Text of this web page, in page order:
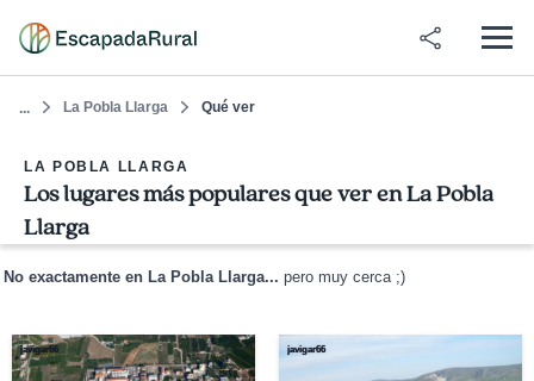
... La Pobla Llarga Qué ver
LA POBLA LLARGA
Los lugares más populares que ver en La Pobla
Llarga
No exactamente en La Pobla Llarga... pero muy cerca ;)
javigar66 javigar66